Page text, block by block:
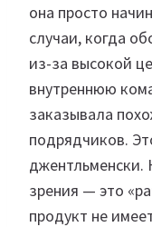
она просто
случаи, когда
из-за высокой
внутреннюю
заказывала
подрядчиков.
джентльменски.
зрения — это
продукт не